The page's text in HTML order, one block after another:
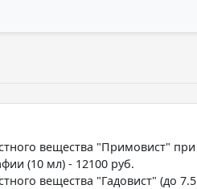
вещества "Примовист" при
(10 мл) - 12100 руб.
вещества "Гадовист" (до 7.5